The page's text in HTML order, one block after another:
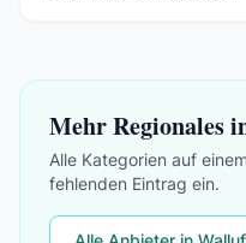
Mehr Regionales
Alle Kategorien auf
fehlenden Eintrag ein.